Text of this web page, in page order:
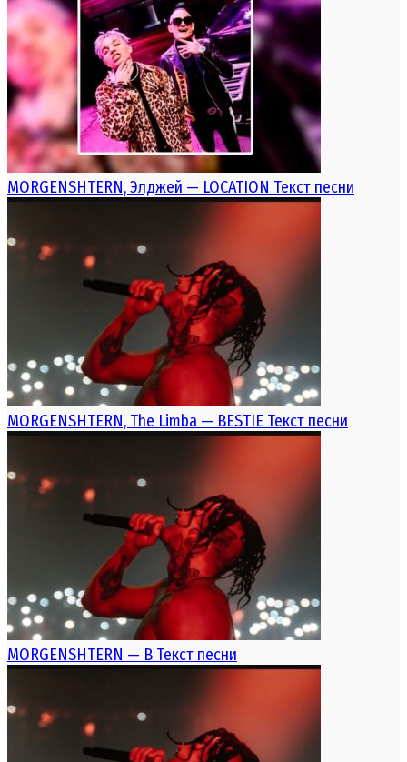
MORGENSHTERN, Элджей — LOCATION Текст песни
MORGENSHTERN, The Limba — BESTIE Текст песни
MORGENSHTERN — B Текст песни